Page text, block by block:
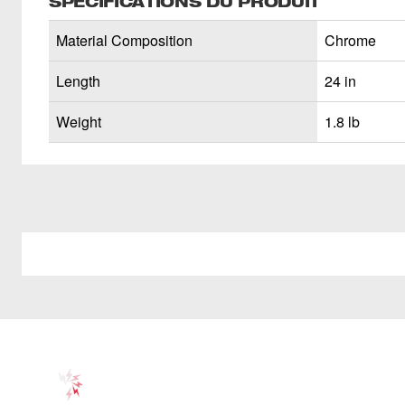
Material Composition
Chrome
Length
24 in
Weight
1.8 lb